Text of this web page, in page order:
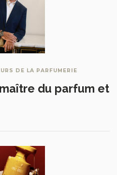
DE LA PARFUMERIE
du parfum et